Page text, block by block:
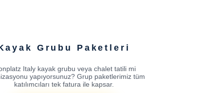
Grubu Paketleri
Italy kayak grubu veya chalet tatili mi
yapıyorsunuz? Grup paketlerimiz tüm
katılımcıları tek fatura ile kapsar.